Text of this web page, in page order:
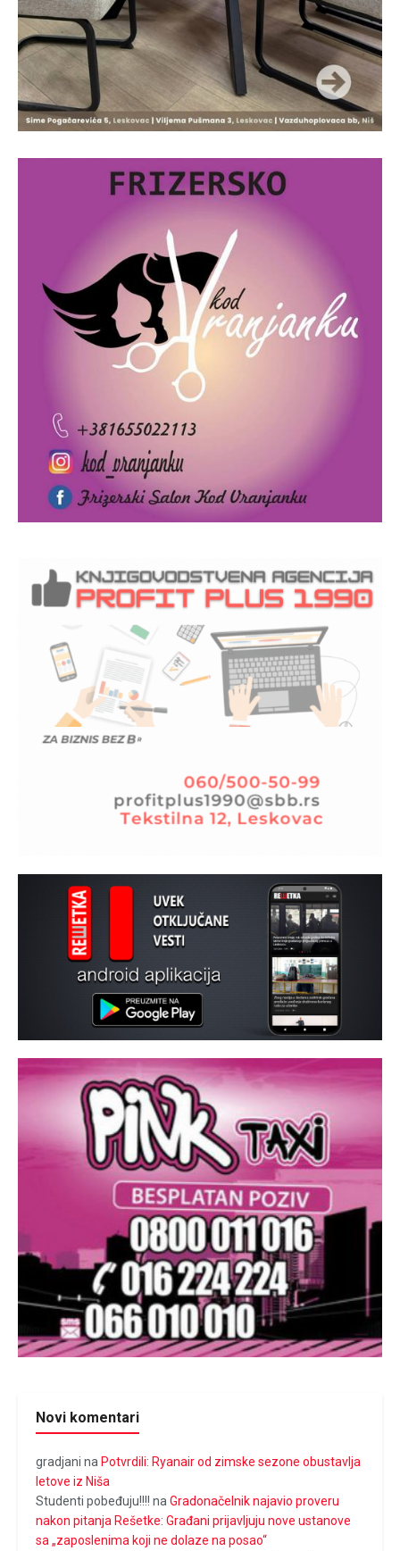
Novi komentari
gradjani na Potvrdili: Ryanair od zimske sezone obustavlja
letove iz Niša
Studenti pobeđuju!!!! na Gradonačelnik najavio proveru
nakon pitanja Rešetke: Građani prijavljuju nove ustanove
sa „zaposlenima koji ne dolaze na posao“